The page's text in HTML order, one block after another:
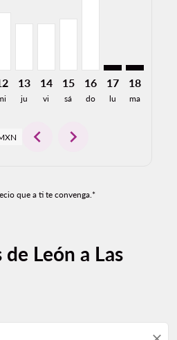
13
ju
14
vi
15
sá
16
do
17
lu
18
ma
chevron_left chevron_right
que a ti te convenga.*
León a Las